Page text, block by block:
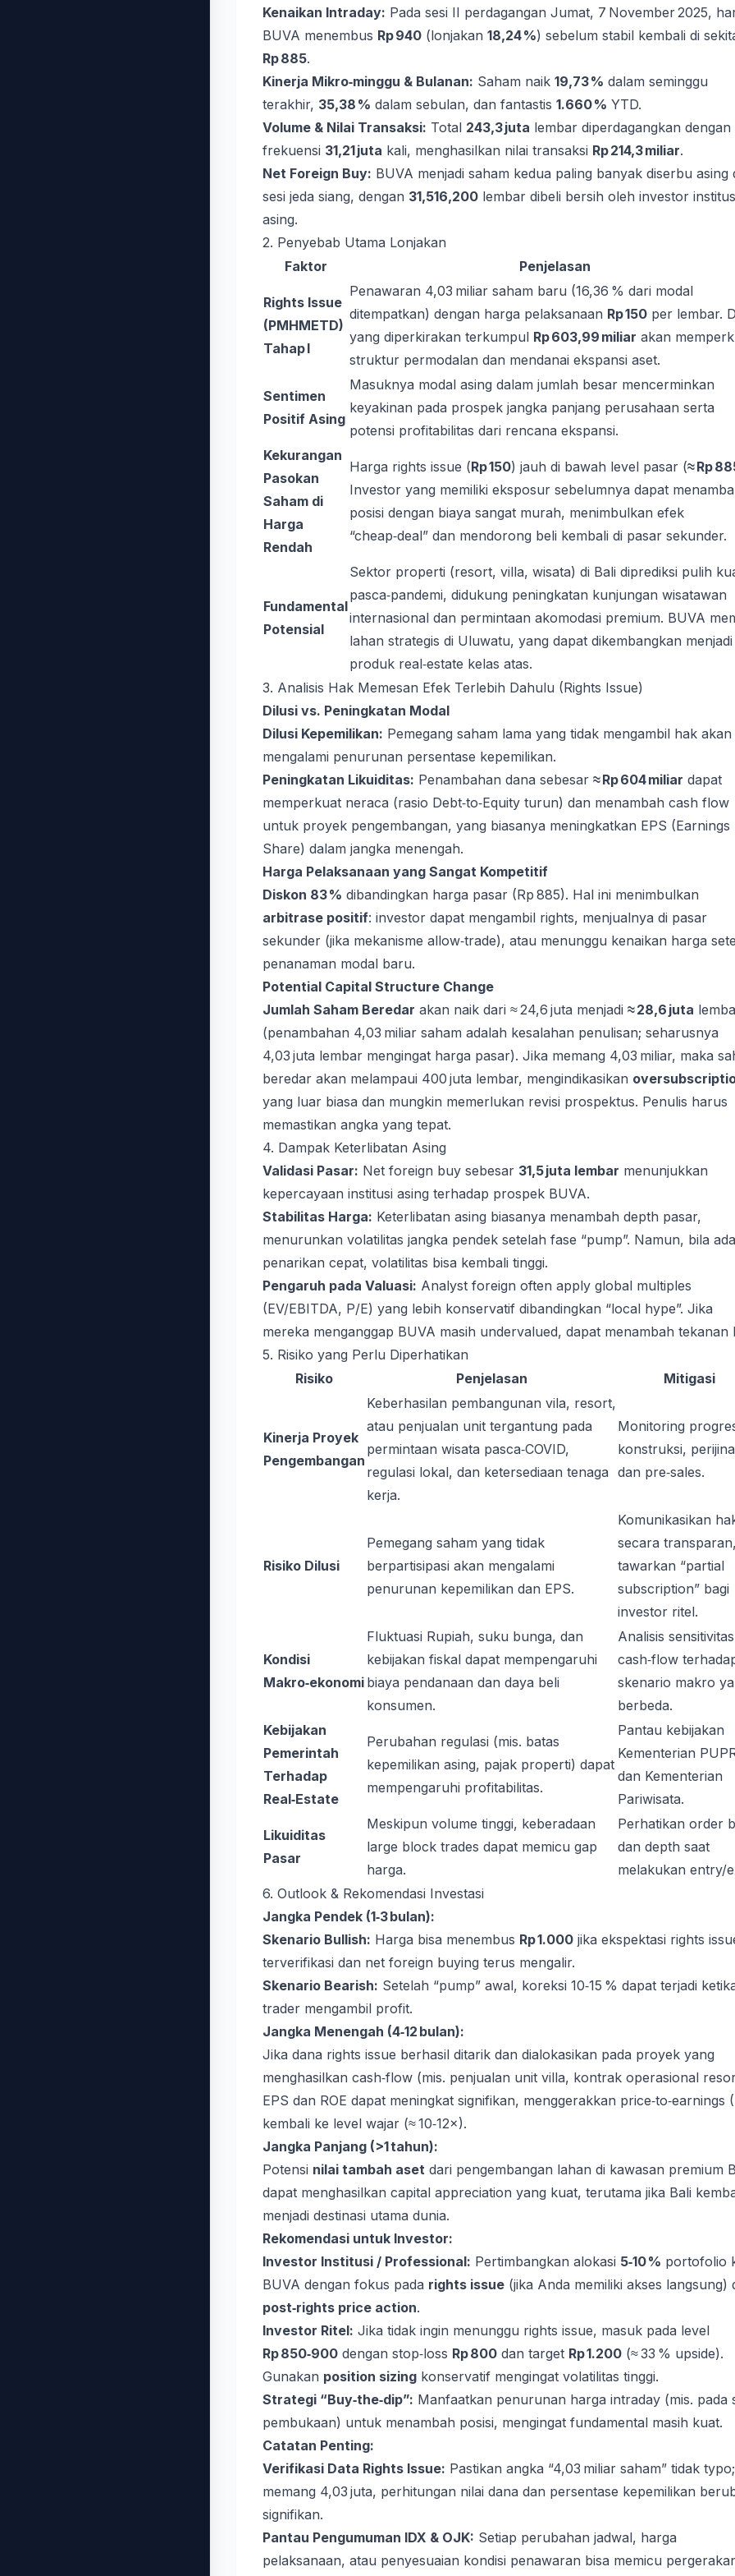
Kenaikan Intraday: Pada sesi II perdagangan Jumat, 7 November 2025,
BUVA menembus Rp 940 (lonjakan 18,24 %) sebelum stabil kembali di
Rp 885.
Kinerja Mikro‑minggu & Bulanan: Saham naik 19,73 % dalam seminggu
terakhir, 35,38 % dalam sebulan, dan fantastis 1.660 % YTD.
Volume & Nilai Transaksi: Total 243,3 juta lembar diperdagangkan dengan
frekuensi 31,21 juta kali, menghasilkan nilai transaksi Rp 214,3 miliar.
Net Foreign Buy: BUVA menjadi saham kedua paling banyak diserbu asing
sesi jeda siang, dengan 31,516,200 lembar dibeli bersih oleh investor
asing.
2. Penyebab Utama Lonjakan
Faktor
Penjelasan
Rights Issue
(PMHMETD)
Tahap I
Penawaran 4,03 miliar saham baru (16,36 % dari modal
ditempatkan) dengan harga pelaksanaan Rp 150 per lembar.
yang diperkirakan terkumpul Rp 603,99 miliar akan
struktur permodalan dan mendanai ekspansi aset.
Sentimen
Positif Asing
Masuknya modal asing dalam jumlah besar mencerminkan
keyakinan pada prospek jangka panjang perusahaan serta
potensi profitabilitas dari rencana ekspansi.
Kekurangan
Pasokan
Saham di
Harga
Rendah
Harga rights issue (Rp 150) jauh di bawah level pasar (≈ Rp
Investor yang memiliki eksposur sebelumnya dapat
posisi dengan biaya sangat murah, menimbulkan efek
“cheap‑deal” dan mendorong beli kembali di pasar sekunder.
Fundamental
Potensial
Sektor properti (resort, villa, wisata) di Bali diprediksi pulih
pasca‑pandemi, didukung peningkatan kunjungan wisatawan
internasional dan permintaan akomodasi premium. BUVA
lahan strategis di Uluwatu, yang dapat dikembangkan menjadi
produk real‑estate kelas atas.
3. Analisis Hak Memesan Efek Terlebih Dahulu (Rights Issue)
Dilusi vs. Peningkatan Modal
Dilusi Kepemilikan: Pemegang saham lama yang tidak mengambil hak akan
mengalami penurunan persentase kepemilikan.
Peningkatan Likuiditas: Penambahan dana sebesar ≈ Rp 604 miliar dapat
memperkuat neraca (rasio Debt‑to‑Equity turun) dan menambah cash flow
untuk proyek pengembangan, yang biasanya meningkatkan EPS (Earnings
Share) dalam jangka menengah.
Harga Pelaksanaan yang Sangat Kompetitif
Diskon 83 % dibandingkan harga pasar (Rp 885). Hal ini menimbulkan
arbitrase positif: investor dapat mengambil rights, menjualnya di pasar
sekunder (jika mekanisme allow‑trade), atau menunggu kenaikan harga
penanaman modal baru.
Potential Capital Structure Change
Jumlah Saham Beredar akan naik dari ≈ 24,6 juta menjadi ≈ 28,6 juta
(penambahan 4,03 miliar saham adalah kesalahan penulisan; seharusnya
4,03 juta lembar mengingat harga pasar). Jika memang 4,03 miliar, maka
beredar akan melampaui 400 juta lembar, mengindikasikan
yang luar biasa dan mungkin memerlukan revisi prospektus. Penulis harus
memastikan angka yang tepat.
4. Dampak Keterlibatan Asing
Validasi Pasar: Net foreign buy sebesar 31,5 juta lembar menunjukkan
kepercayaan institusi asing terhadap prospek BUVA.
Stabilitas Harga: Keterlibatan asing biasanya menambah depth pasar,
menurunkan volatilitas jangka pendek setelah fase “pump”. Namun, bila ada
penarikan cepat, volatilitas bisa kembali tinggi.
Pengaruh pada Valuasi: Analyst foreign often apply global multiples
(EV/EBITDA, P/E) yang lebih konservatif dibandingkan “local hype”. Jika
mereka menganggap BUVA masih undervalued, dapat menambah tekanan
5. Risiko yang Perlu Diperhatikan
Risiko
Penjelasan Mitigasi
Kinerja Proyek
Pengembangan
Keberhasilan pembangunan vila, resort,
atau penjualan unit tergantung pada
permintaan wisata pasca‑COVID,
regulasi lokal, dan ketersediaan tenaga
kerja.
Monitoring
konstruksi,
dan pre‑sales.
Risiko Dilusi
Pemegang saham yang tidak
berpartisipasi akan mengalami
penurunan kepemilikan dan EPS.
Komunikasikan
secara transparan,
tawarkan “partial
subscription” bagi
investor ritel.
Kondisi
Makro‑ekonomi
Fluktuasi Rupiah, suku bunga, dan
kebijakan fiskal dapat mempengaruhi
biaya pendanaan dan daya beli
konsumen.
Analisis sensitivitas
cash‑flow
skenario makro
berbeda.
Kebijakan
Pemerintah
Terhadap
Real‑Estate
Perubahan regulasi (mis. batas
kepemilikan asing, pajak properti) dapat
mempengaruhi profitabilitas.
Pantau kebijakan
Kementerian
dan Kementerian
Pariwisata.
Likuiditas
Pasar
Meskipun volume tinggi, keberadaan
large block trades dapat memicu gap
harga.
Perhatikan order
dan depth saat
melakukan entry/
6. Outlook & Rekomendasi Investasi
Jangka Pendek (1‑3 bulan):
Skenario Bullish: Harga bisa menembus Rp 1.000 jika ekspektasi rights
terverifikasi dan net foreign buying terus mengalir.
Skenario Bearish: Setelah “pump” awal, koreksi 10‑15 % dapat terjadi
trader mengambil profit.
Jangka Menengah (4‑12 bulan):
Jika dana rights issue berhasil ditarik dan dialokasikan pada proyek yang
menghasilkan cash‑flow (mis. penjualan unit villa, kontrak operasional
EPS dan ROE dapat meningkat signifikan, menggerakkan price‑to‑earnings
kembali ke level wajar (≈ 10‑12×).
Jangka Panjang (>1 tahun):
Potensi nilai tambah aset dari pengembangan lahan di kawasan premium
dapat menghasilkan capital appreciation yang kuat, terutama jika Bali
menjadi destinasi utama dunia.
Rekomendasi untuk Investor:
Investor Institusi / Professional: Pertimbangkan alokasi 5‑10 % portofolio
BUVA dengan fokus pada rights issue (jika Anda memiliki akses langsung)
post‑rights price action.
Investor Ritel: Jika tidak ingin menunggu rights issue, masuk pada level
Rp 850‑900 dengan stop‑loss Rp 800 dan target Rp 1.200 (≈ 33 % upside).
Gunakan position sizing konservatif mengingat volatilitas tinggi.
Strategi “Buy‑the‑dip”: Manfaatkan penurunan harga intraday (mis. pada
pembukaan) untuk menambah posisi, mengingat fundamental masih kuat.
Catatan Penting:
Verifikasi Data Rights Issue: Pastikan angka “4,03 miliar saham” tidak
memang 4,03 juta, perhitungan nilai dana dan persentase kepemilikan
signifikan.
Pantau Pengumuman IDX & OJK: Setiap perubahan jadwal, harga
pelaksanaan, atau penyesuaian kondisi penawaran bisa memicu